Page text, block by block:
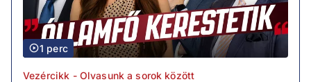
1 perc
Vezércikk - Olvasunk a sorok között